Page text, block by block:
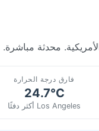
فارق درجة الحرارة
24.7°C
Los Angeles أكثر دفئًا